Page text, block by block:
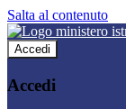
Salta al contenuto
Accedi
Accedi